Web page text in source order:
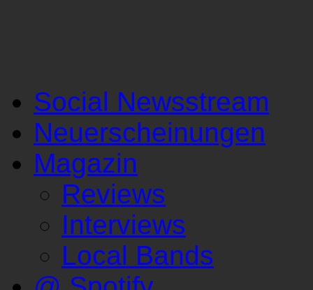
Social Newsstream
Neuerscheinungen
Magazin
Reviews
Interviews
Local Bands